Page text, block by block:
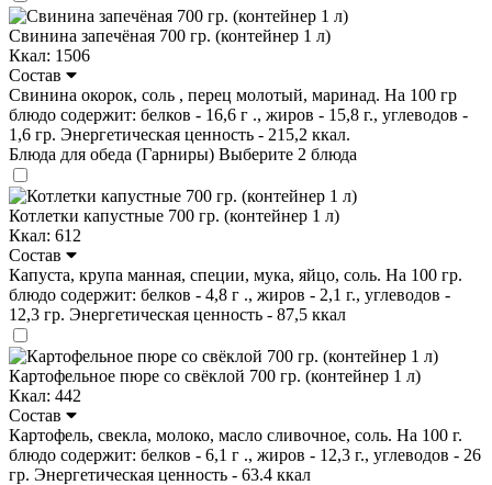
Свинина запечёная 700 гр. (контейнер 1 л)
Ккал: 1506
Состав
Свинина окорок, соль , перец молотый, маринад. На 100 гр
блюдо содержит: белков - 16,6 г ., жиров - 15,8 г., углеводов -
1,6 гр. Энергетическая ценность - 215,2 ккал.
Блюда для обеда (Гарниры) Выберите 2 блюда
Котлетки капустные 700 гр. (контейнер 1 л)
Ккал: 612
Состав
Капуста, крупа манная, специи, мука, яйцо, соль. На 100 гр.
блюдо содержит: белков - 4,8 г ., жиров - 2,1 г., углеводов -
12,3 гр. Энергетическая ценность - 87,5 ккал
Картофельное пюре со свёклой 700 гр. (контейнер 1 л)
Ккал: 442
Состав
Картофель, свекла, молоко, масло сливочное, соль. На 100 г.
блюдо содержит: белков - 6,1 г ., жиров - 12,3 г., углеводов - 26
гр. Энергетическая ценность - 63.4 ккал